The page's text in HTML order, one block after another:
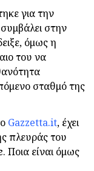
για την
στην
όμως η
του να
σταθμό της
Gazzetta.it, έχει
πλευράς του
. Ποια είναι όμως